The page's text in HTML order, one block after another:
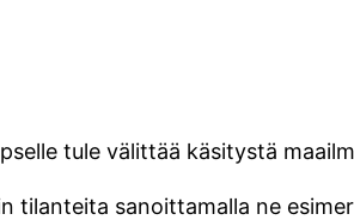
tule välittää käsitystä
sanoittamalla ne